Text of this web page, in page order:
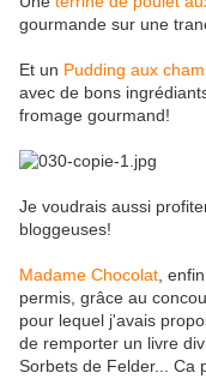
gourmande sur une
Et un Pudding aux
avec de bons
fromage gourmand!
Je voudrais aussi
bloggeuses!
Madame Chocolat ,
permis, grâce au
pour lequel j'avais
de remporter un livre
Sorbets de Felder... Ca